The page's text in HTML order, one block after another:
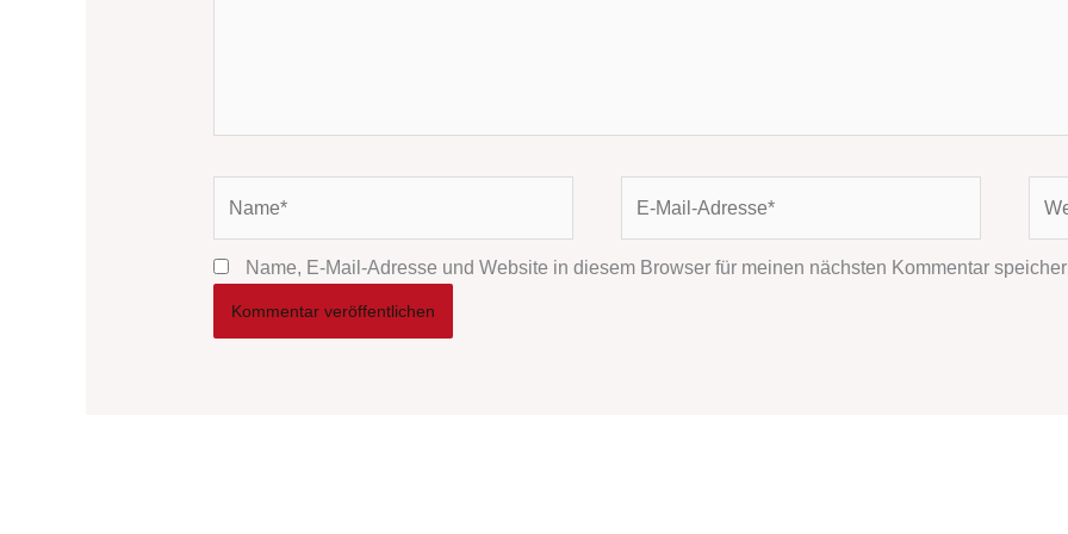
Adresse*
Name, E-Mail-Adresse und Website in diesem Browser für meinen nächsten Kommentar